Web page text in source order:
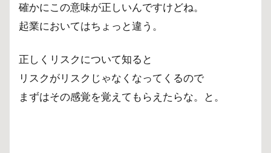
ば、
起業
いく
に決
てい
確かにこの意味が正しいんですけどね。
起業においてはちょっと違う。
正しくリスクについて知ると
リスクがリスクじゃなくなってくるので
まずはその感覚を覚えてもらえたらな。と。